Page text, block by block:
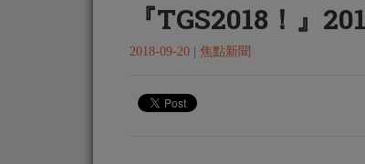
『TGS2018！』
2018-09-20 焦點新聞